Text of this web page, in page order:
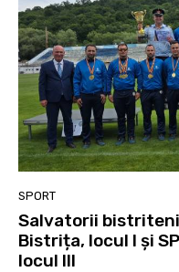
SPORT
Salvatorii
Bistrița, locul I și
locul III